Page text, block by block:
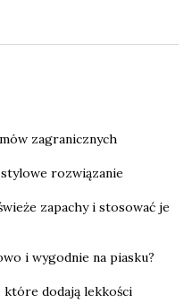
zagranicznych
rozwiązanie
zapachy i stosować je
i wygodnie na piasku?
dodają lekkości